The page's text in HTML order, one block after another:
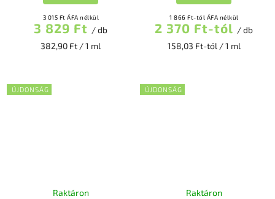
3 015 Ft ÁFA nélkül
3 829 Ft / db
382,90 Ft / 1 ml
1 866 Ft-tól ÁFA nélkül
2 370 Ft-tól / db
158,03 Ft-tól / 1 ml
ÚJDONSÁG
Raktáron
ÚJDONSÁG
Raktáron